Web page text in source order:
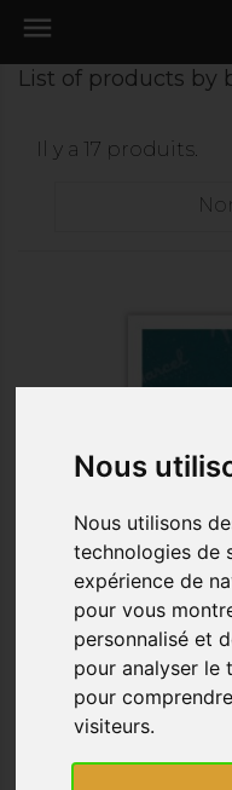
Nous
Nous utilisons
technologies de
expérience de
pour vous
personnalisé et
pour analyser le
pour
visiteurs.

List of products by
Il y a 17 produits.
AFFICHE